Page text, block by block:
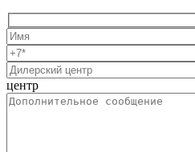
центр